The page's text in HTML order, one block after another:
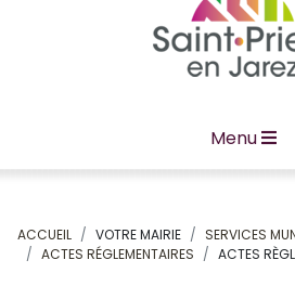
Menu
ACCUEIL VOTRE MAIRIE
SERVICES
ACTES RÉGLEMENTAIRES
ACTES